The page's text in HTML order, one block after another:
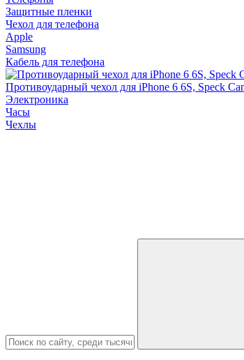
Защитные пленки
Чехол для телефона
Apple
Samsung
Кабель для телефона
Противоударный чехол для iPhone 6 6S, Speck
Электроника
Часы
Чехлы